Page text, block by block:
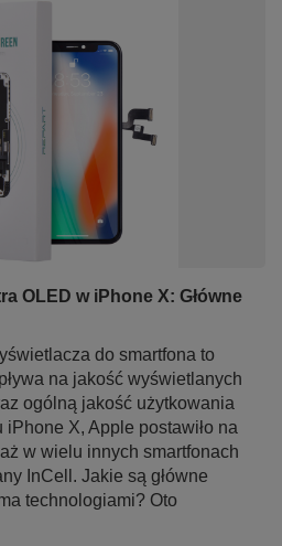
OLED w iPhone X: Główne
do smartfona to
na jakość wyświetlanych
ogólną jakość użytkowania
X, Apple postawiło na
w wielu innych smartfonach
InCell. Jakie są główne
technologiami? Oto